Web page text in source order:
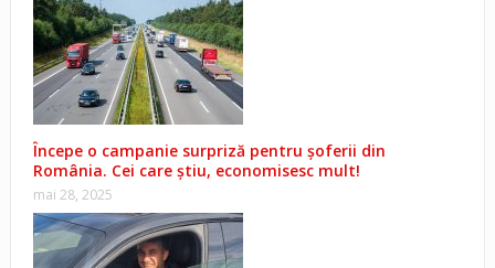
Începe o campanie surpriză pentru șoferii din
România. Cei care știu, economisesc mult!
mai 28, 2025